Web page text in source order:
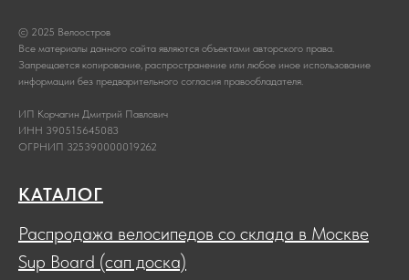
© 2025 Велоостров
Все материалы данного сайта являются объектами авторского права.
Запрещается копирование, распространение или любое иное использование
информации без предварительного согласия правообладателя.
ИП Корчагин Дмитрий Павлович
ИНН 390515645083
ОГРНИП 325390000019262
КАТАЛОГ
Распродажа велосипедов со склада в Москве
Sup Board (сап доска)